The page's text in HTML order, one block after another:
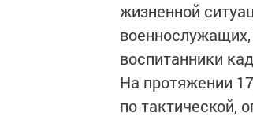
жизненной
военнослужащих,
воспитанники
На протяжении
по тактической,